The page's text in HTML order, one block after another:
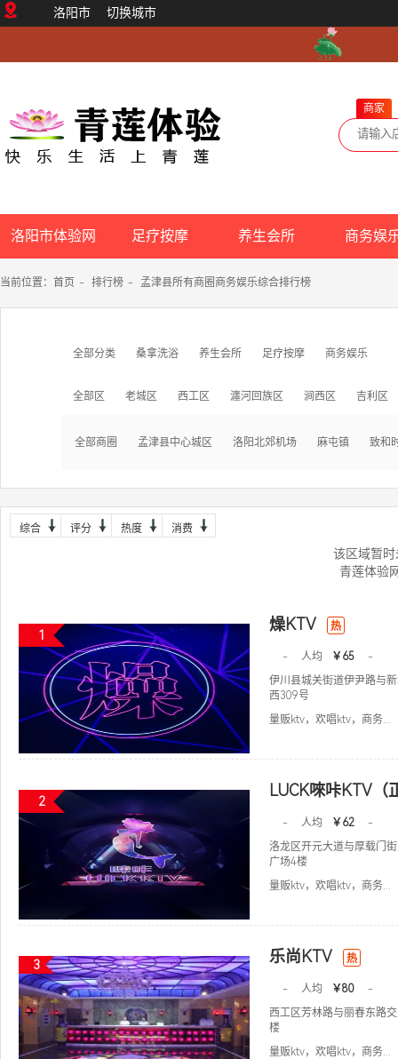
洛阳市 切换城市
商家
洛阳市体验网 足疗按摩 养生会所 商务娱
当前位置： 首页 - 排行榜 - 孟津县所有商圈商务娱乐综合排行榜
全部分类 桑拿洗浴 养生会所 足疗按摩 商务娱乐
全部区 老城区 西工区 瀍河回族区 涧西区 吉利区
全部商圈 孟津县中心城区 洛阳北郊机场 麻屯镇 致和
综合 评分 热度 消费
该区域暂
青莲体验
1
燥KTV 热
- 人均 ￥65
-
伊川县城关街道伊尹路与
西309号
量贩ktv，欢唱ktv，商务...
2
LUCK唻咔KTV（
- 人均 ￥62
-
洛龙区开元大道与厚载门
广场4楼
量贩ktv，欢唱ktv，商务...
3 乐尚KTV 热
- 人均 ￥80
-
西工区芳林路与丽春东路
楼
量贩ktv，欢唱ktv，商务...